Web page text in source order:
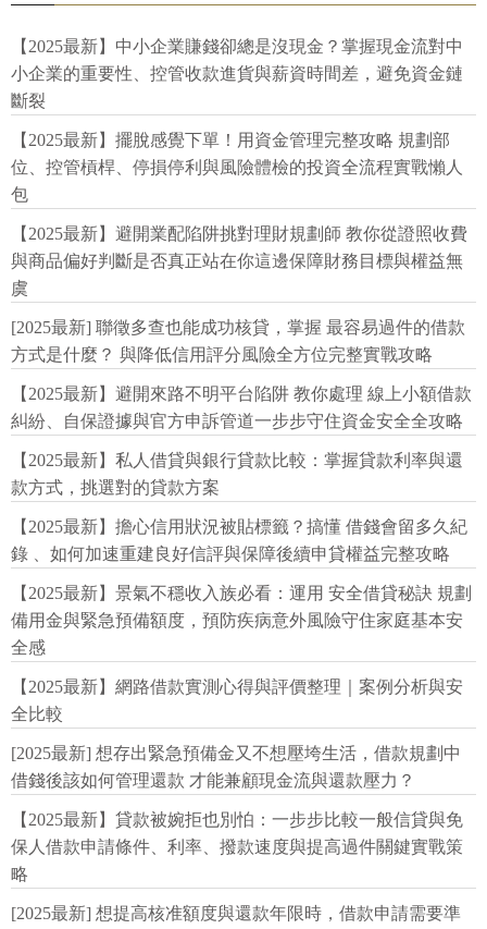
【2025最新】中小企業賺錢卻總是沒現金？掌握現金流對中
小企業的重要性、控管收款進貨與薪資時間差，避免資金鏈
斷裂
【2025最新】擺脫感覺下單！用資金管理完整攻略 規劃部
位、控管槓桿、停損停利與風險體檢的投資全流程實戰懶人
包
【2025最新】避開業配陷阱挑對理財規劃師 教你從證照收費
與商品偏好判斷是否真正站在你這邊保障財務目標與權益無
虞
[2025最新] 聯徵多查也能成功核貸，掌握 最容易過件的借款
方式是什麼？ 與降低信用評分風險全方位完整實戰攻略
【2025最新】避開來路不明平台陷阱 教你處理 線上小額借款
糾紛、自保證據與官方申訴管道一步步守住資金安全全攻略
【2025最新】私人借貸與銀行貸款比較：掌握貸款利率與還
款方式，挑選對的貸款方案
【2025最新】擔心信用狀況被貼標籤？搞懂 借錢會留多久紀
錄 、如何加速重建良好信評與保障後續申貸權益完整攻略
【2025最新】景氣不穩收入族必看：運用 安全借貸秘訣 規劃
備用金與緊急預備額度，預防疾病意外風險守住家庭基本安
全感
【2025最新】網路借款實測心得與評價整理｜案例分析與安
全比較
[2025最新] 想存出緊急預備金又不想壓垮生活，借款規劃中
借錢後該如何管理還款 才能兼顧現金流與還款壓力？
【2025最新】貸款被婉拒也別怕：一步步比較一般信貸與免
保人借款申請條件、利率、撥款速度與提高過件關鍵實戰策
略
[2025最新] 想提高核准額度與還款年限時，借款申請需要準